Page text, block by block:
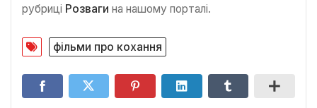
рубриці Розваги на нашому порталі.
фільми про кохання